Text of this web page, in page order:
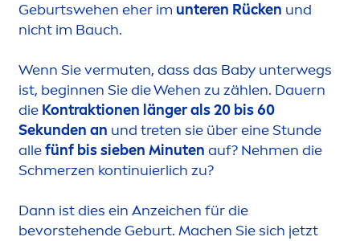
Geburtswehen eher im unteren Rücken und
nicht im Bauch.
Wenn Sie vermuten, dass das Baby unterwegs
ist, beginnen Sie die Wehen zu zählen. Dauern
die Kontraktionen länger als 20 bis 60
Sekunden an und treten sie über eine Stunde
allefünf bis sieben Minuten auf? Nehmen die
Schmerzen kontinuierlich zu?
Dann ist dies ein Anzeichen für die
bevorstehende Geburt. Machen Sie sich jetzt